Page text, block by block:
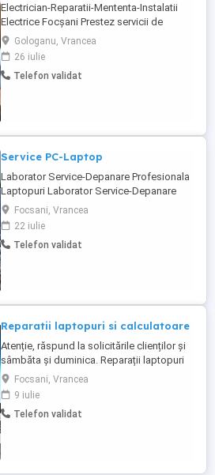
Electrician-Reparatii-Mententa-Instalatii
Electrice Focșani Prestez servicii de
mentenanță și reparații electrice pentru
apartamente si case în municipiul Focșani
și împrejurimi. Înlocuire prize și
întrerupătoare Montaj corpuri de iluminat,
Gologanu, Vrancea
26 iulie
Telefon validat
Service PC-Laptop
Laborator Service-Depanare Profesionala
Laptopuri Laborator Service-Depanare
Profesionala Laptopuri cu o vasta
experienta in servisare oferim servicii
complete de depanare-intretinere.
DIAGNOSTICARE: Diagnosticarea
Focsani, Vrancea
22 iulie
Telefon validat
Reparatii laptopuri si calculatoare
Atenție, răspund la solicitările clienților și
sâmbăta și duminica. Reparații laptopuri
si calculatoare inclusiv la domiciliul
clientului în funcție de posibilitate.
Reparatii hardware, software, devirusari,
inclusiv instalari programe. Pricepere,
Focsani, Vrancea
9 iulie
Telefon validat